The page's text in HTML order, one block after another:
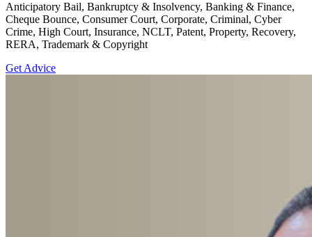
Anticipatory Bail, Bankruptcy & Insolvency, Banking & Finance,
Cheque Bounce, Consumer Court, Corporate, Criminal, Cyber
Crime, High Court, Insurance, NCLT, Patent, Property, Recovery,
RERA, Trademark & Copyright
Get Advice